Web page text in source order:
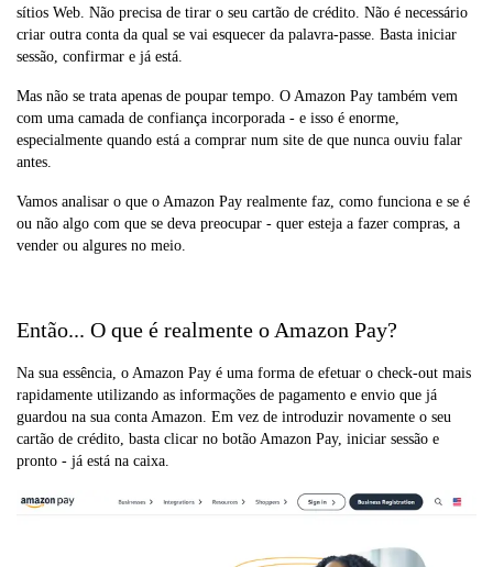
sítios Web. Não precisa de tirar o seu cartão de crédito. Não é necessário
criar outra conta da qual se vai esquecer da palavra-passe. Basta iniciar
sessão, confirmar e já está.
Mas não se trata apenas de poupar tempo. O Amazon Pay também vem
com uma camada de confiança incorporada - e isso é enorme,
especialmente quando está a comprar num site de que nunca ouviu falar
antes.
Vamos analisar o que o Amazon Pay realmente faz, como funciona e se é
ou não algo com que se deva preocupar - quer esteja a fazer compras, a
vender ou algures no meio.
Então... O que é realmente o Amazon Pay?
Na sua essência, o Amazon Pay é uma forma de efetuar o check-out mais
rapidamente utilizando as informações de pagamento e envio que já
guardou na sua conta Amazon. Em vez de introduzir novamente o seu
cartão de crédito, basta clicar no botão Amazon Pay, iniciar sessão e
pronto - já está na caixa.